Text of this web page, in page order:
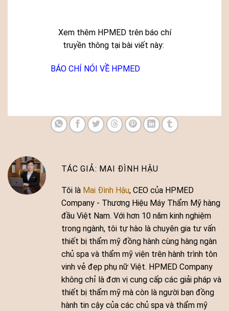
Xem thêm HPMED trên báo chí
truyền thông tại bài viết này:
BÁO CHÍ NÓI VỀ HPMED
MAI ĐÌNH HẬU
Tôi là Mai Đình Hậu, CEO của HPMED
Company - Thương Hiệu Máy Thẩm Mỹ hàng
đầu Việt Nam. Với hơn 10 năm kinh nghiệm
trong ngành, tôi tự hào là chuyên gia tư vấn
thiết bị thẩm mỹ đồng hành cùng hàng ngàn
chủ spa và thẩm mỹ viện trên hành trình tôn
vinh vẻ đẹp phụ nữ Việt. HPMED Company
không chỉ là đơn vị cung cấp các giải pháp và
thiết bị thẩm mỹ mà còn là người bạn đồng
hành tin cậy của các chủ spa và thẩm mỹ